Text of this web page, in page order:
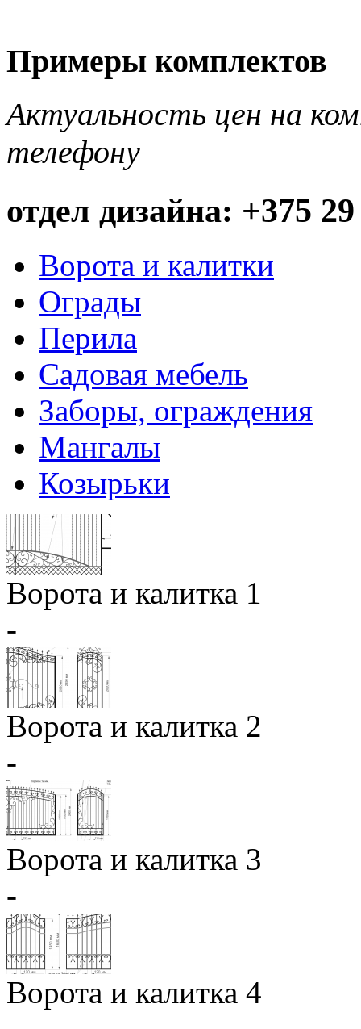
Примеры комплектов
Актуальность цен на
телефону
отдел дизайна: +375
Ворота и калитки
Ограды
Перила
Садовая мебель
Заборы, ограждения
Мангалы
Козырьки
Ворота и калитка 1
-
Ворота и калитка 2
-
Ворота и калитка 3
-
Ворота и калитка 4